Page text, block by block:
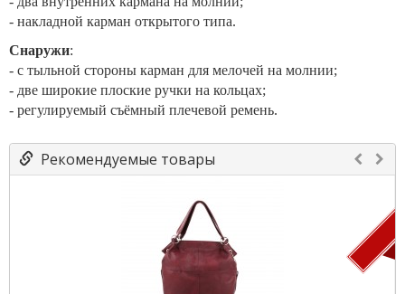
- накладной карман открытого типа.
Снаружи:
- с тыльной стороны карман для мелочей на молнии;
- две широкие плоские ручки на кольцах;
- регулируемый съёмный плечевой ремень.
Рекомендуемые товары